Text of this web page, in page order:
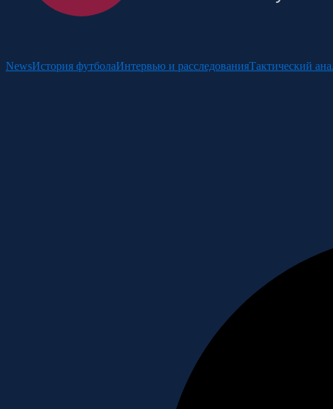
NewsИстория футболаИнтервью и расследованияТактический